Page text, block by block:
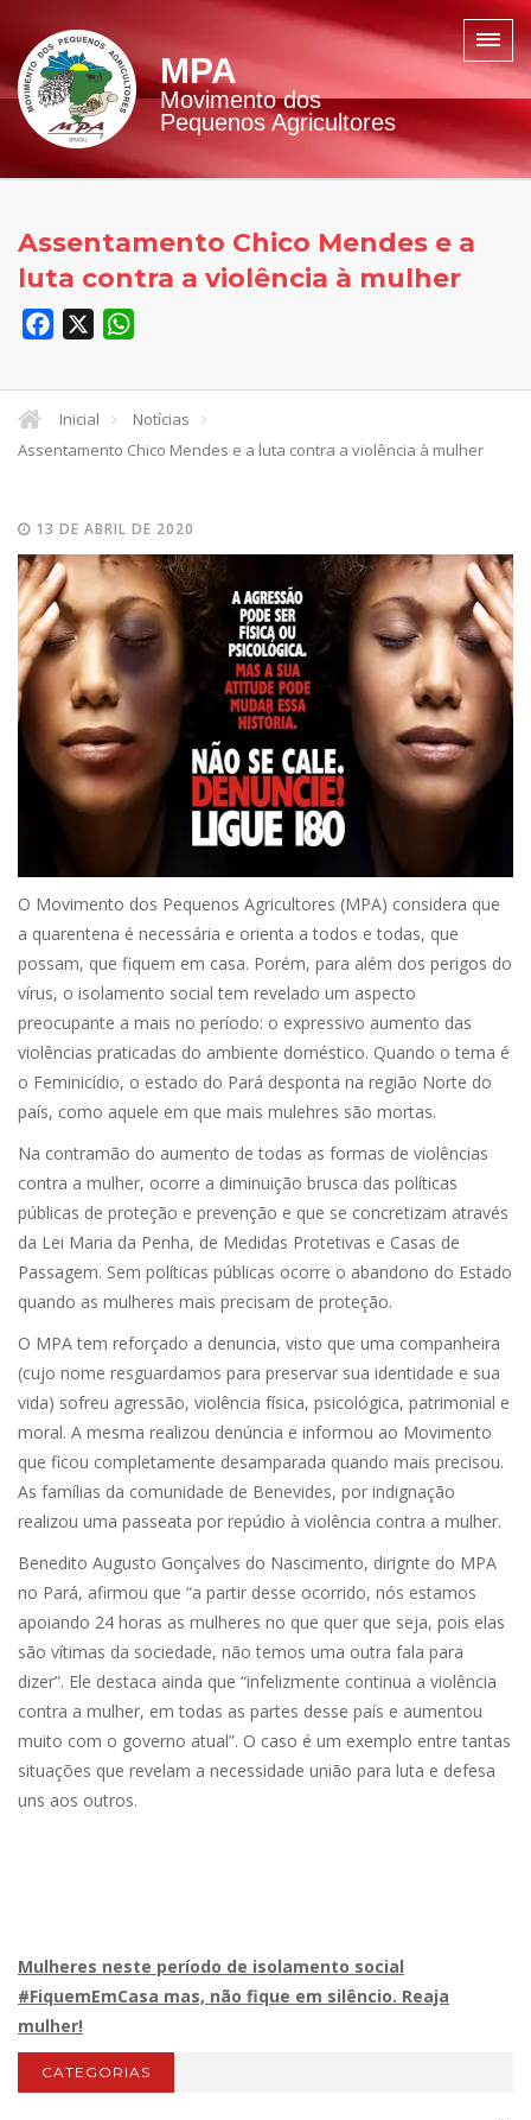
MPA
Movimento dos
Pequenos Agricultores
Assentamento Chico Mendes e a
luta contra a violência à mulher
Facebook
Inicial
Notícias
Assentamento Chico Mendes e a luta contra a violência à mulher
13 DE ABRIL DE 2020
O Movimento dos Pequenos Agricultores (MPA) considera que
a quarentena é necessária e orienta a todos e todas, que
possam, que fiquem em casa. Porém, para além dos perigos do
vírus, o isolamento social tem revelado um aspecto
preocupante a mais no período: o expressivo aumento das
violências praticadas do ambiente doméstico. Quando o tema é
o Feminicídio, o estado do Pará desponta na região Norte do
país, como aquele em que mais mulehres são mortas.
Na contramão do aumento de todas as formas de violências
contra a mulher, ocorre a diminuição brusca das políticas
públicas de proteção e prevenção e que se concretizam através
da Lei Maria da Penha, de Medidas Protetivas e Casas de
Passagem. Sem políticas públicas ocorre o abandono do Estado
quando as mulheres mais precisam de proteção.
O MPA tem reforçado a denuncia, visto que uma companheira
(cujo nome resguardamos para preservar sua identidade e sua
vida) sofreu agressão, violência física, psicológica, patrimonial e
moral. A mesma realizou denúncia e informou ao Movimento
que ficou completamente desamparada quando mais precisou.
As famílias da comunidade de Benevides, por indignação
realizou uma passeata por repúdio à violência contra a mulher.
Benedito Augusto Gonçalves do Nascimento, dirignte do MPA
no Pará, afirmou que “a partir desse ocorrido, nós estamos
apoiando 24 horas as mulheres no que quer que seja, pois elas
são vítimas da sociedade, não temos uma outra fala para
dizer”. Ele destaca ainda que “infelizmente continua a violência
contra a mulher, em todas as partes desse país e aumentou
muito com o governo atual”. O caso é um exemplo entre tantas
situações que revelam a necessidade união para luta e defesa
uns aos outros.
Mulheres neste período de isolamento social
#FiquemEmCasa mas, não fique em silêncio. Reaja
mulher!
CATEGORIAS